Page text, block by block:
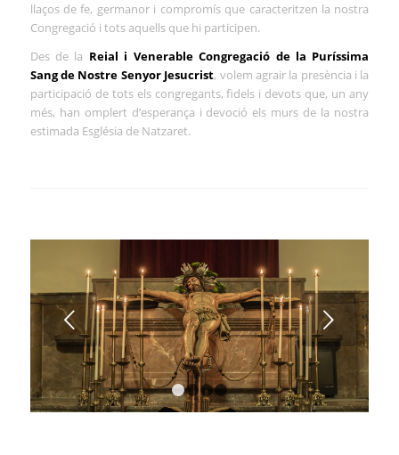
llaços de fe, germanor i compromís que caracteritzen la nostra
Congregació i tots aquells que hi participen.
Des de la Reial i Venerable Congregació de la Puríssima
Sang de Nostre Senyor Jesucrist, volem agrair la presència i la
participació de tots els congregants, fidels i devots que, un any
més, han omplert d’esperança i devoció els murs de la nostra
estimada Església de Natzaret.
Següent
1 2 3 4